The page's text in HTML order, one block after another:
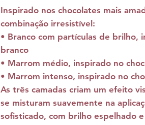
Inspirado nos chocolates mais
combinação irresistível:
• Branco com partículas de brilho,
branco
• Marrom médio, inspirado no
• Marrom intenso, inspirado no
As três camadas criam um efeito
se misturam suavemente na
sofisticado, com brilho espelhado